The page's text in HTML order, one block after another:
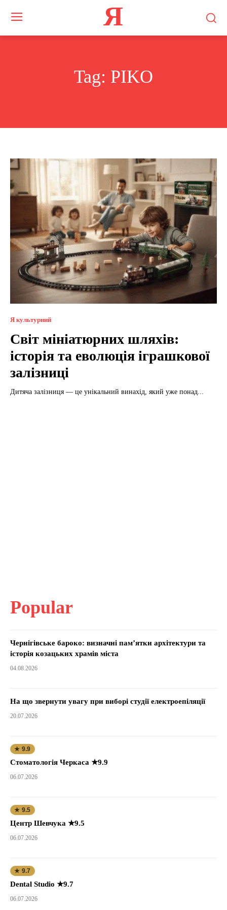
Я
Tag: PIKO
Я культурний
Світ мініатюрних шляхів:
історія та еволюція іграшкової
залізниці
Дитяча залізниця — це унікальний винахід, який уже понад...
Popular
Чернігівське бароко: визначні пам’ятки архітектури та
історія козацьких храмів міста
04.08.2026
На що звернути увагу при виборі студії електроепіляції
20.07.2026
★ 9.9
Стоматологія Черкаса ★9.9
06.07.2026
★ 9.5
Центр Шевчука ★9.5
06.07.2026
★ 9.7
Dental Studio ★9.7
06.07.2026